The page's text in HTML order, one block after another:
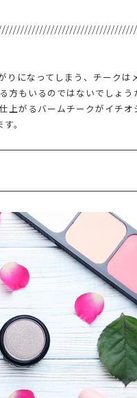
になってしまう、チークは
もいるのではないでしょう
がるバームチークがイチオ
。